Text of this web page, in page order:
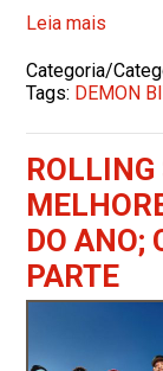
Leia mais
Categoria/
Tags: DEMON
ROLLING
DO ANO;
PARTE